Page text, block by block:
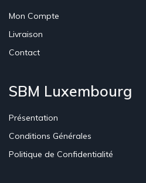
Mon Compte
Livraison
Contact
SBM Luxembourg
Présentation
Conditions Générales
Politique de Confidentialité